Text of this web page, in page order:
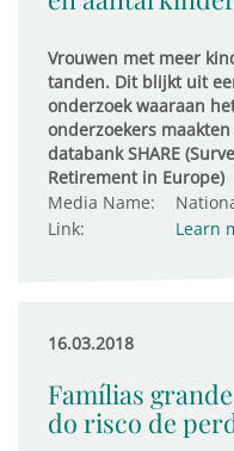
Vrouwen met meer
tanden. Dit blijkt uit
onderzoek waaraan
onderzoekers
databank SHARE
Retirement in Europe)
Media Name:
Link:
Learn
16.03.2018
Famílias
do risco de